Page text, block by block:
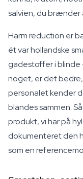
salvien, du brænder
Harm reduction er
ét var hollandske
gadestoffer i blinde
noget, er det
personalet kender
blandes sammen.
produkt, vi har på
dokumenteret den
som en